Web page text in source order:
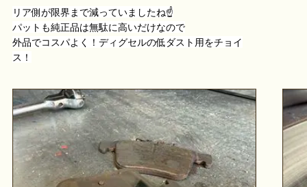
リア側が限界まで減っていましたね☝️
パットも純正品は無駄に高いだけなので
外品でコスパよく！ディグセルの低ダスト用をチョイ
ス！